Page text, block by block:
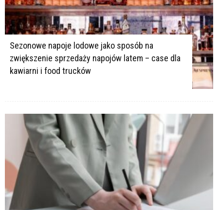
Sezonowe napoje lodowe jako sposób na
zwiększenie sprzedaży napojów latem – case dla
kawiarni i food trucków